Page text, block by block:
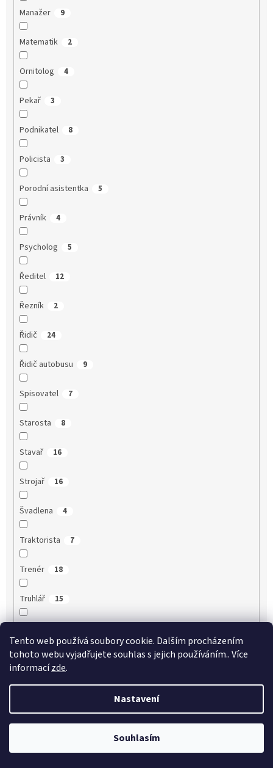
Tento web používá soubory cookie. Dalším procházením
tohoto webu vyjadřujete souhlas s jejich používáním.. Více
informacízde.
Nastavení
Souhlasím
Manažer 9
Matematik 2
Ornitolog 4
Pekař 3
Podnikatel 8
Policista 3
Porodní asistentka 5
Právník 4
Psycholog 5
Ředitel 12
Řezník 2
Řidič 24
Řidič autobusu 9
Spisovatel 7
Starosta 8
Stavař 16
Strojař 16
Švadlena 4
Traktorista 7
Trenér 18
Truhlář 15
Třídní učitelka 18
Účetní 9
Učitel 33